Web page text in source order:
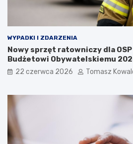
WYPADKI I ZDARZENIA
Nowy sprzęt ratowniczy dla OSP
Budżetowi Obywatelskiemu
22 czerwca 2026 Tomasz